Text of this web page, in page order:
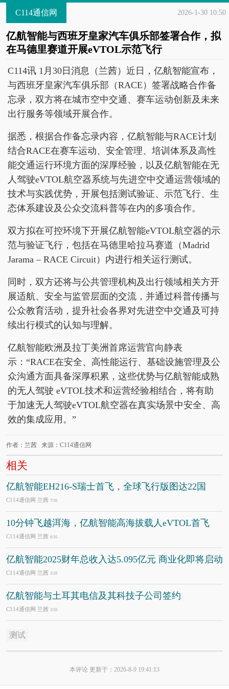
C114通信网 2026-1-30 10:50
亿航智能与西班牙皇家汽车俱乐部签署合作，拟
在马德里赛道开展eVTOL示范飞行
C114讯 1月30日消息（兰茜）近日，亿航智能宣布，
与西班牙皇家汽车俱乐部（RACE）签署战略合作备
忘录，双方将在城市空中交通、赛车运动创新及未来
出行服务等领域开展合作。
据悉，根据合作备忘录内容，亿航智能与RACE计划
结合RACE在赛车运动、安全管理、培训体系及高性
能交通运行环境方面的深厚经验，以及亿航智能在无
人驾驶eVTOL航空器系统与先进空中交通运营领域的
技术与实践优势，开展包括测试验证、示范飞行、生
态体系建设及公众交流科普等在内的多项合作。
双方拟在可控环境下开展亿航智能eVTOL航空器的示
范与验证飞行，包括在马德里哈拉马赛道（Madrid
Jarama – RACE Circuit）内进行相关运行测试。
同时，双方还将与公共管理机构及出行领域相关方开
展适航、安全与监管层面的交流，并通过科普传播与
公众教育活动，提升社会各界对先进空中交通及可持
续出行模式的认知与理解。
亿航智能欧洲及拉丁美洲首席运营官向静表
示：“RACE在安全、高性能运行、基础设施管理及公
众沟通方面具备深厚积累，这些优势与亿航智能成熟
的无人驾驶 eVTOL技术和运营经验相结合，将有助
于加速无人驾驶eVTOL航空器在真实场景中安全、高
效的集成应用。”
作者：兰茜 来源：C114通信网
相关
亿航智能EH216-S瑞士首飞，全球飞行版图达22国
C114通信网 兰茜 7/10
10分钟飞越洱海，亿航智能高海拔载人eVTOL首飞
C114通信网 兰茜 6/16
亿航智能2025财年总收入达5.095亿元 商业化即将启动
C114通信网 兰茜 3/19
亿航智能与土耳其电信及其科技子公司签约
C114通信网 兰茜 3/10
测试
本评论 更新于：2026-8-9 19:41:13